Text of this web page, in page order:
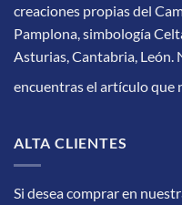
creaciones propias del
Pamplona, simbología
Asturias, Cantabria, León.
encuentras el artículo que
ALTA CLIENTES
Si desea comprar en